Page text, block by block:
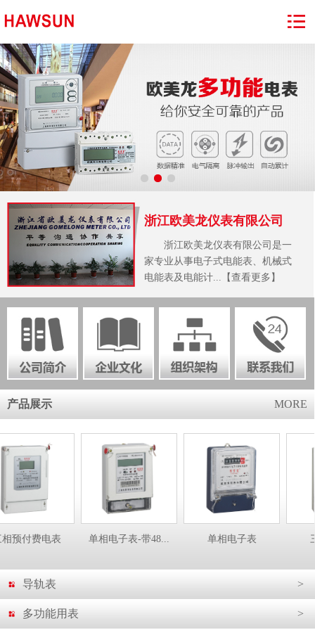
浙江欧美龙仪表有限公司
浙江欧美龙仪表有限公司是一
家专业从事电子式电能表、机械式
电能表及电能计...【查看更多】
产品展示 MORE
费电表 单相电子表-带48... 单相电子表 三相
导轨表 >
多功能用表 >